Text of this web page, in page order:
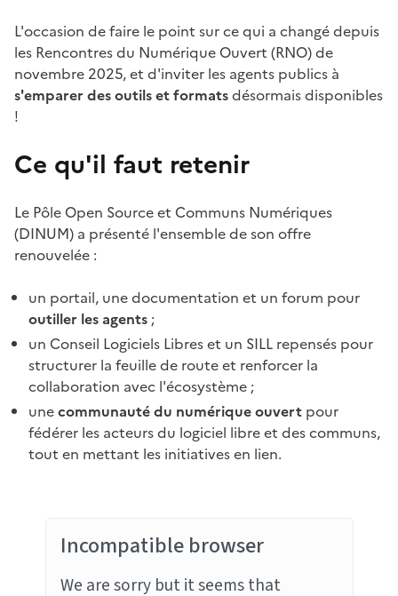
L'occasion de faire le point sur ce qui a changé depuis
les Rencontres du Numérique Ouvert (RNO) de
novembre 2025, et d'inviter les agents publics à
s'emparer des outils et formatsdésormais disponibles
!
Ce qu'il faut retenir
Le Pôle Open Source et Communs Numériques
(DINUM) a présenté l'ensemble de son offre
renouvelée :
un portail, une documentation et un forum pour
outiller les agents ;
un Conseil Logiciels Libres et un SILL repensés pour
structurer la feuille de route et renforcer la
collaboration avec l'écosystème ;
unecommunauté du numérique ouvert pour
fédérer les acteurs du logiciel libre et des communs,
tout en mettant les initiatives en lien.